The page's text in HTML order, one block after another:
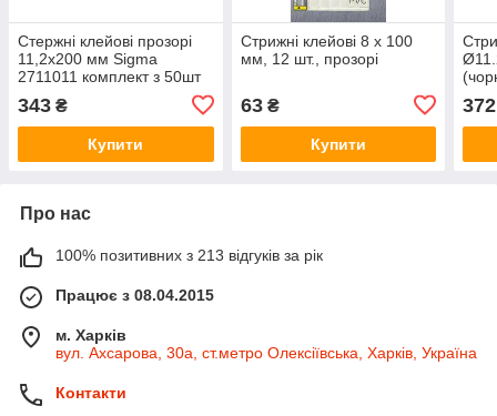
Стержні клейові прозорі
11,2х200 мм Sigma
2711011 комплект з 50шт
343 ₴
Купити
Стрижні клейові 8 x 100
мм, 12 шт., прозорі
63₴
Купити
372
Про нас
100% позитивних з 213 відгуків за рік
Працює з 08.04.2015
м. Харків
вул. Ахсарова, 30а, ст.метро Олексіївська, Харків, Україна
Контакти